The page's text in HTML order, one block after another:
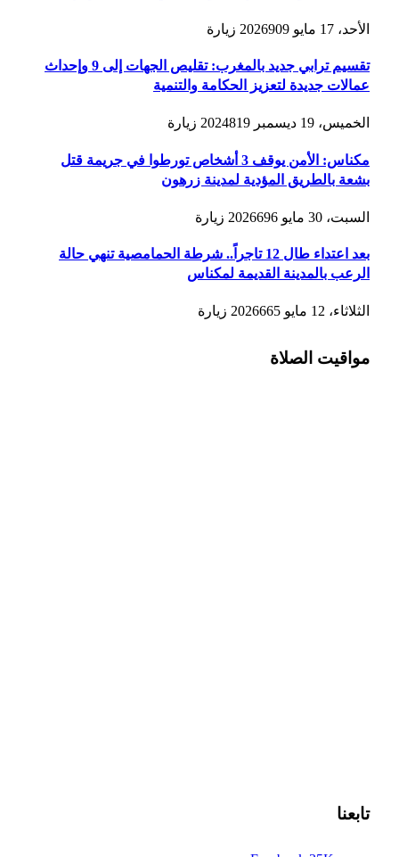
الأحد، 17 مايو 2026 909 زيارة
تقسيم ترابي جديد بالمغرب: تقليص الجهات إلى 9 وإحداث
عمالات جديدة لتعزيز الحكامة والتنمية
الخميس، 19 ديسمبر 2024 819 زيارة
مكناس: الأمن يوقف 3 أشخاص تورطوا في جريمة قتل
بشعة بالطريق المؤدية لمدينة زرهون
السبت، 30 مايو 2026 696 زيارة
بعد اعتداء طال 12 تاجراً.. شرطة الحمامصية تنهي حالة
الرعب بالمدينة القديمة لمكناس
الثلاثاء، 12 مايو 2026 665 زيارة
مواقيت الصلاة
تابعنا